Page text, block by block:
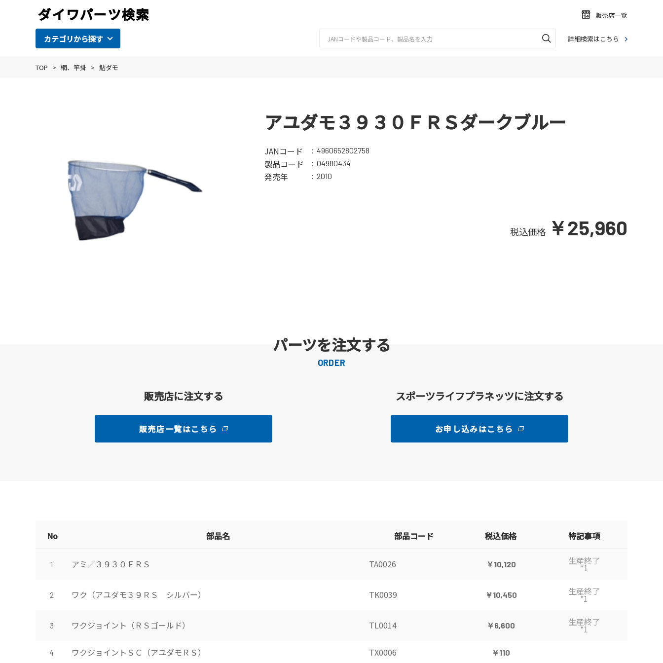
販売店一覧
カテゴリから探す 詳細検索はこちら
TOP > 網、竿掛 > 鮎ダモ
アユダモ３９３０ＦＲＳダークブルー
JANコード 4960652802758
製品コード 04980434
発売年 2010
税込価格 ￥25,960
パーツを注文する
ORDER
販売店に注文する
販売店一覧はこちら
スポーツライフプラネッツに注文する
お申し込みはこちら
No 部品名 部品コード 税込価格 特記事項
1 アミ／３９３０ＦＲＳ TA0026 ￥10,120 生産終了
*1
2 ワク（アユダモ３９ＲＳ シルバー） TK0039 ￥10,450 生産終了
*1
3 ワクジョイント（ＲＳゴールド） TL0014 ￥6,600 生産終了
*1
4 ワクジョイントＳＣ（アユダモＲＳ） TX0006 ￥110